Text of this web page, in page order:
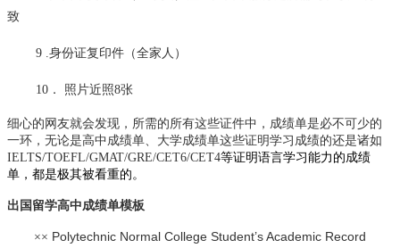
致
9 身份证复印件（全家人）
10 ． 照片近照8张
细心的网友就会发现，所需的所有这些证件中，成绩单是必不可少的
一环，无论是高中成绩单、大学成绩单这些证明学习成绩的还是诸如
IELTS/TOEFL/GMAT/GRE/CET6/CET4等证明语言学习能力的成绩
单，都是极其被看重的。
出国留学高中成绩单模板
×× Polytechnic Normal College Student’s Academic Record